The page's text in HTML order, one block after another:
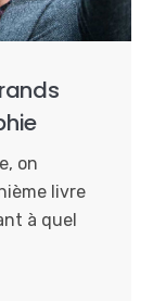
on
livre
à quel